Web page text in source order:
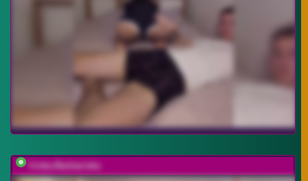
Iriska-Barbariska